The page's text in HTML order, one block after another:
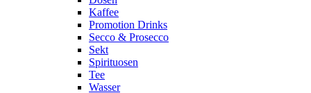
Kaffee
Promotion Drinks
Secco & Prosecco
Sekt
Spirituosen
Tee
Wasser